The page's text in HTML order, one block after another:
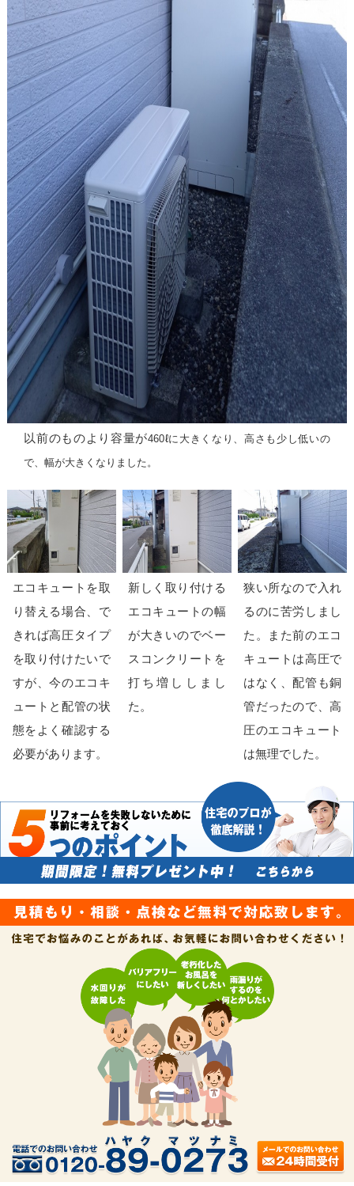
以前のものより容量が460ℓに大きく なり、高さも少し低いの
で、幅が大きくなりました。
エコキュートを取
り替える場合、で
きれば高圧タイプ
を取り付けたいで
すが、今のエコキ
ュートと配管の状
態をよく確認する
必要があります。
新しく取り付ける
エコキュートの幅
が大きいのでベー
スコンクリートを
打ち増ししまし
た。
狭い所なので入れ
るのに苦労しまし
た。また前のエコ
キュートは高圧で
はなく、配管も銅
管だったので、高
圧のエコキュート
は無理でした。